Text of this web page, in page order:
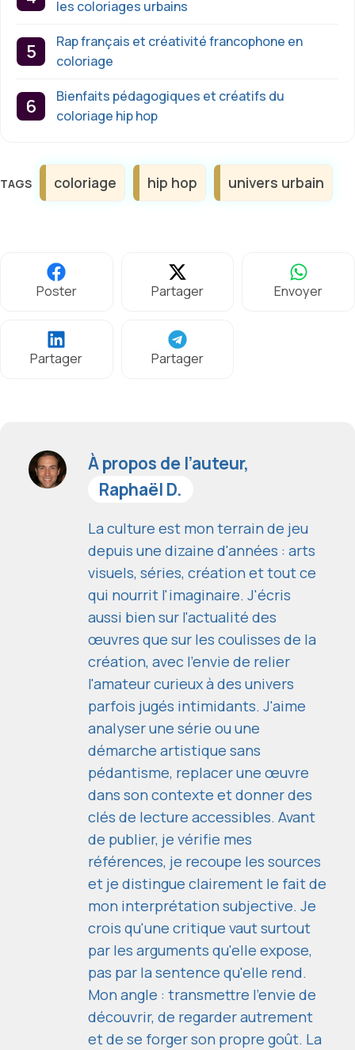
les coloriages urbains
Rap français et créativité francophone en
coloriage
Bienfaits pédagogiques et créatifs du
coloriage hip hop
Étiquettes
coloriage hip hop univers urbain
Poster Partager Envoyer
Partager Partager
À propos de l’auteur,
Raphaël D.
La culture est mon terrain de jeu
depuis une dizaine d'années : arts
visuels, séries, création et tout ce
qui nourrit l'imaginaire. J'écris
aussi bien sur l'actualité des
œuvres que sur les coulisses de la
création, avec l'envie de relier
l'amateur curieux à des univers
parfois jugés intimidants. J'aime
analyser une série ou une
démarche artistique sans
pédantisme, replacer une œuvre
dans son contexte et donner des
clés de lecture accessibles. Avant
de publier, je vérifie mes
références, je recoupe les sources
et je distingue clairement le fait de
mon interprétation subjective. Je
crois qu'une critique vaut surtout
par les arguments qu'elle expose,
pas par la sentence qu'elle rend.
Mon angle : transmettre l'envie de
découvrir, de regarder autrement
et de se forger son propre goût. La